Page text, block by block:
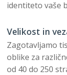
identiteto vaše
Velikost in
Zagotavljamo
oblike za
od 40 do 250